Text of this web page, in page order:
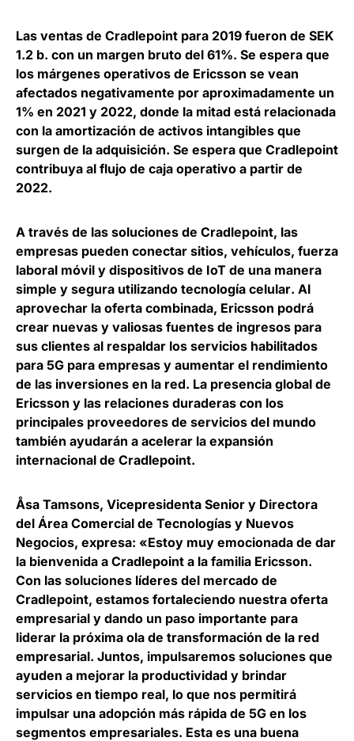
Las ventas de Cradlepoint para 2019 fueron de SEK
1.2 b. con un margen bruto del 61%. Se espera que
los márgenes operativos de Ericsson se vean
afectados negativamente por aproximadamente un
1% en 2021 y 2022, donde la mitad está relacionada
con la amortización de activos intangibles que
surgen de la adquisición. Se espera que Cradlepoint
contribuya al flujo de caja operativo a partir de
2022.
A través de las soluciones de Cradlepoint, las
empresas pueden conectar sitios, vehículos, fuerza
laboral móvil y dispositivos de IoT de una manera
simple y segura utilizando tecnología celular. Al
aprovechar la oferta combinada, Ericsson podrá
crear nuevas y valiosas fuentes de ingresos para
sus clientes al respaldar los servicios habilitados
para 5G para empresas y aumentar el rendimiento
de las inversiones en la red. La presencia global de
Ericsson y las relaciones duraderas con los
principales proveedores de servicios del mundo
también ayudarán a acelerar la expansión
internacional de Cradlepoint.
Åsa Tamsons, Vicepresidenta Senior y Directora
del Área Comercial de Tecnologías y Nuevos
Negocios, expresa: «Estoy muy emocionada de dar
la bienvenida a Cradlepoint a la familia Ericsson.
Con las soluciones líderes del mercado de
Cradlepoint, estamos fortaleciendo nuestra oferta
empresarial y dando un paso importante para
liderar la próxima ola de transformación de la red
empresarial. Juntos, impulsaremos soluciones que
ayuden a mejorar la productividad y brindar
servicios en tiempo real, lo que nos permitirá
impulsar una adopción más rápida de 5G en los
segmentos empresariales. Esta es una buena